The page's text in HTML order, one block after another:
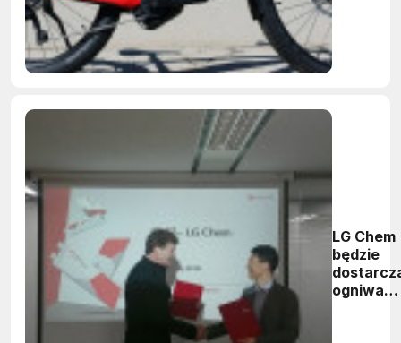
LG Chem
będzie
ogniwa